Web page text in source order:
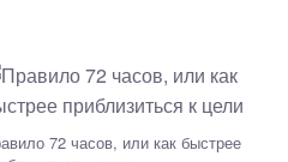
72 часов, или как быстрее